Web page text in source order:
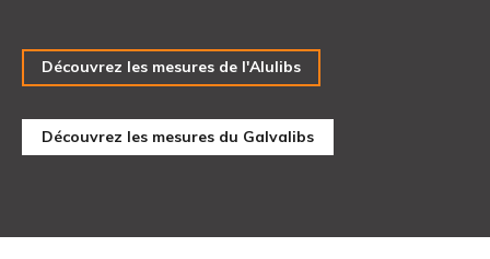
Découvrez les mesures de l'Alulibs
Découvrez les mesures du Galvalibs